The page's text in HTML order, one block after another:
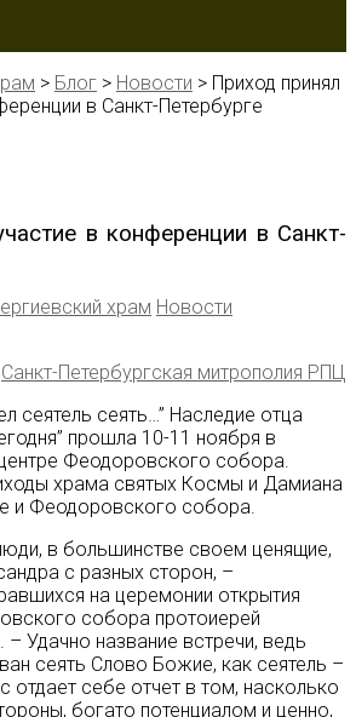
> Блог > Новости > Приход принял
в Санкт-Петербурге
в конференции в Санкт-
храм Новости
Санкт-Петербургская митрополия РПЦ
сеятель сеять…” Наследие отца
прошла 10-11 ноября в
Феодоровского собора.
храма святых Космы и Дамиана
и Феодоровского собора.
в большинстве своем ценящие,
с разных сторон, –
на церемонии открытия
собора протоиерей
Удачно название встречи, ведь
сеять Слово Божие, как сеятель –
отдает себе отчет в том, насколько
богато потенциалом и ценно,